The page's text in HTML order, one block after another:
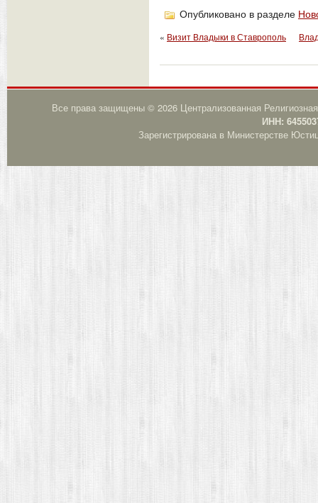
Опубликовано в разделе
« Визит Владыки в Ставрополь
Все права защищены © 2026 Централизованная
ИНН:
Зарегистрирована в Министерстве